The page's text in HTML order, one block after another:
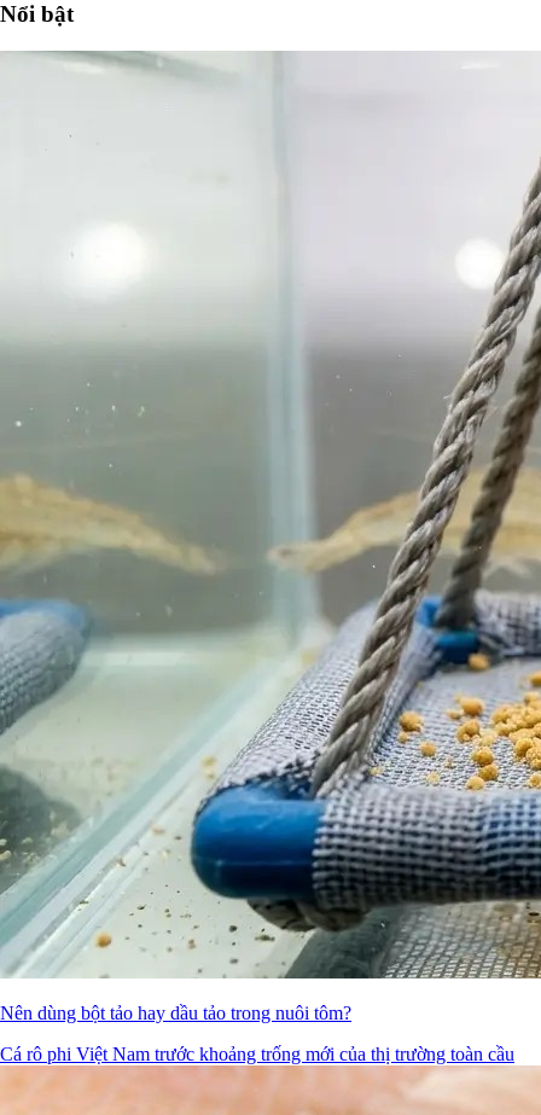
Nổi bật
Nên dùng bột tảo hay dầu tảo trong nuôi tôm?
Cá rô phi Việt Nam trước khoảng trống mới của thị trường toàn cầu